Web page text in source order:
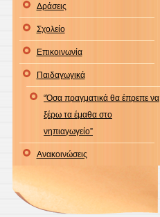
Δράσεις
Σχολείο
Επικοινωνία
Παιδαγωγικά
“Όσα πραγματικά θα έπρεπε να
ξέρω τα έμαθα στο
νηπιαγωγείο”
Ανακοινώσεις